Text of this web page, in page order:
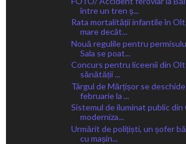
între un tren ș...
Rata mortalității infantile în
mare decât...
Nouă regulile pentru
Sala se poat...
Concurs pentru liceenii din
sănătății ...
Târgul de Mărțișor se
februarie la ...
Sistemul de iluminat public din
moderniza...
Urmărit de polițiști, un șofer
cu mașin...